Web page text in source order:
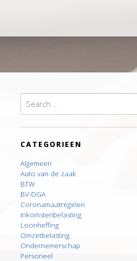
for:
CATEGORIEEN
Algemeen
Auto van de zaak
BTW
BV-DGA
Coronamaatregelen
Inkomstenbelasting
Loonheffing
Omzetbelasting
Ondernemerschap
Personeel